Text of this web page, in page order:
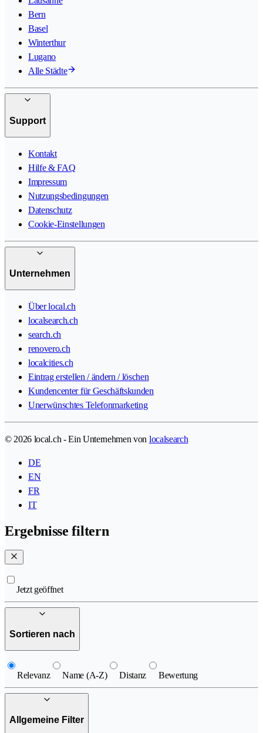
Bern
Basel
Winterthur
Lugano
Alle Städte
Support
Kontakt
Hilfe & FAQ
Impressum
Nutzungsbedingungen
Datenschutz
Cookie-Einstellungen
Unternehmen
Über local.ch
localsearch.ch
search.ch
renovero.ch
localcities.ch
Eintrag erstellen / ändern / löschen
Kundencenter für Geschäftskunden
Unerwünschtes Telefonmarketing
© 2026 local.ch - Ein Unternehmen von localsearch
DE
EN
FR
IT
Ergebnisse filtern
Jetzt geöffnet
Sortieren nach
Relevanz Name (A-Z) Distanz Bewertung
Allgemeine Filter